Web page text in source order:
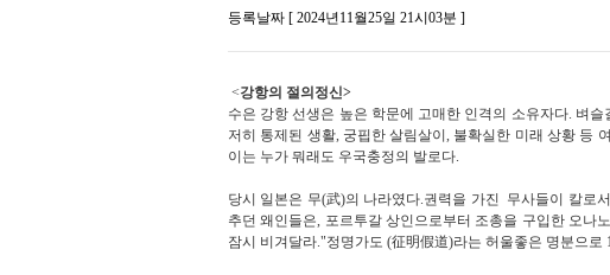
등록날짜 [ 2024년11월25일 21시03분 ]
<강항의 절의정신>
수은 강항 선생은 높은 학문에 고매한 인격의 소유자다. 벼슬
저히 통제된 생활, 궁핍한 살림살이, 불확실한 미래 상황 등
이는 누가 뭐래도 우국충정의 발로다.
당시 일본은 무(武)의 나라였다.권력을 가진 무사들이 칼로
추던 왜인들은, 포르투갈 상인으로부터 조총을 구입한 오나
잠시 비겨달라."정명가도 (征明假道)라는 허울좋은 명분으로